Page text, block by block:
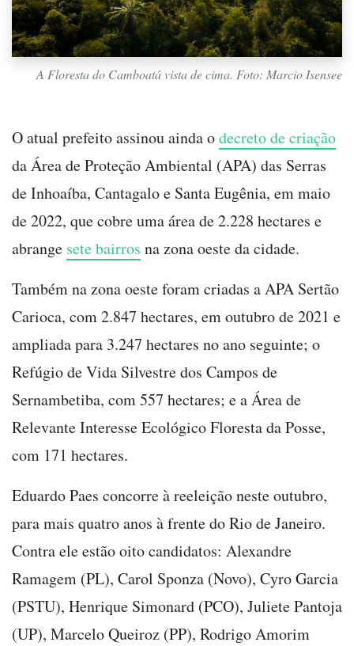
A Floresta do Camboatá vista de cima. Foto: Marcio Isensee
O atual prefeito assinou ainda odecreto de criação
da Área de Proteção Ambiental (APA) das Serras
de Inhoaíba, Cantagalo e Santa Eugênia, em maio
de 2022, que cobre uma área de 2.228 hectares e
abrange sete bairros na zona oeste da cidade.
Também na zona oeste foram criadas a APA Sertão
Carioca, com 2.847 hectares, em outubro de 2021 e
ampliada para 3.247 hectares no ano seguinte; o
Refúgio de Vida Silvestre dos Campos de
Sernambetiba, com 557 hectares; e a Área de
Relevante Interesse Ecológico Floresta da Posse,
com 171 hectares.
Eduardo Paes concorre à reeleição neste outubro,
para mais quatro anos à frente do Rio de Janeiro.
Contra ele estão oito candidatos: Alexandre
Ramagem (PL), Carol Sponza (Novo), Cyro Garcia
(PSTU), Henrique Simonard (PCO), Juliete Pantoja
(UP), Marcelo Queiroz (PP), Rodrigo Amorim